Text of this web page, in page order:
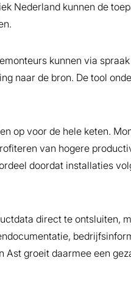
Nederland kunnen de
kunnen via
naar de bron. De tool
op voor de hele keten.
van hogere
doordat installaties
direct te ontsluiten,
Ast groeit daarmee een